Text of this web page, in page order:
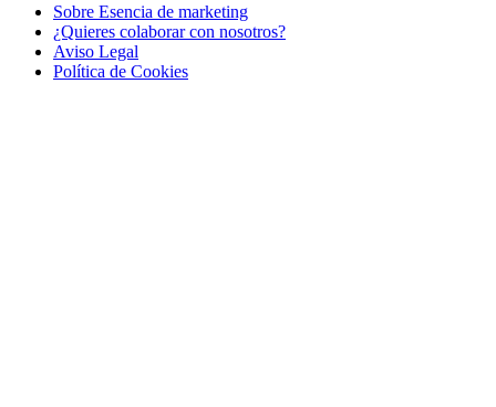
Sobre Esencia de marketing
¿Quieres colaborar con nosotros?
Aviso Legal
Polí­tica de Cookies